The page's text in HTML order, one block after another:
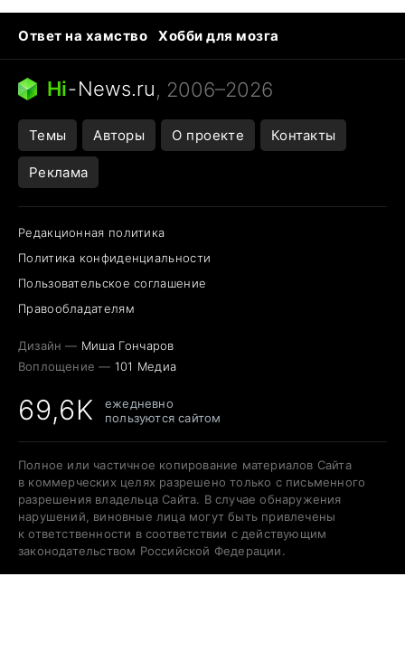
Ответ на хамство
Хобби для мозга
Бензин 100 vs 95
Тунцы в океанариуме
Следующая пандемия
Hi-News.ru, 2006–2026
Темы Авторы О проекте Контакты
Реклама
Редакционная политика
Политика конфиденциальности
Пользовательское соглашение
Правообладателям
Дизайн — Миша Гончаров
Воплощение — 101 Медиа
69,6K
ежедневно
пользуются сайтом
Полное или частичное копирование материалов Сайта
в коммерческих целях разрешено только с письменного
разрешения владельца Сайта. В случае обнаружения
нарушений, виновные лица могут быть привлечены
к ответственности в соответствии с действующим
законодательством Российской Федерации.